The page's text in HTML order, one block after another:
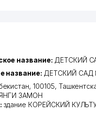
название: ДЕТСКИЙ
название: ДЕТСКИЙ САД
100105,
ЗАМОН
здание КОРЕЙСКИЙ